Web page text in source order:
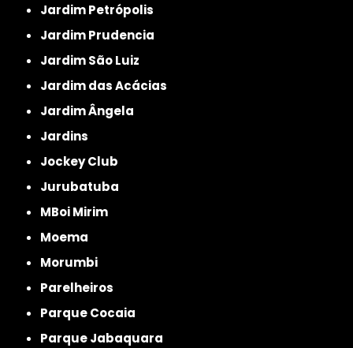
Jardim Petrópolis
Jardim Prudencia
Jardim São Luiz
Jardim das Acácias
Jardim Ângela
Jardins
Jockey Club
Jurubatuba
MBoi Mirim
Moema
Morumbi
Parelheiros
Parque Cocaia
Parque Jabaquara